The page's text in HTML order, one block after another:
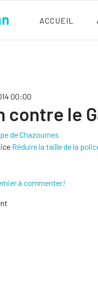
ACCUEIL
00:00
contre le
de Chazournes
Réduire la taille de la
à commenter!